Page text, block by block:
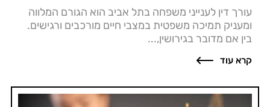
עורך דין לענייני משפחה בתל אביב הוא הגורם המלווה
ומעניק תמיכה משפטית במצבי חיים מורכבים ורגישים.
בין אם מדובר בגירושין,...
קרא עוד